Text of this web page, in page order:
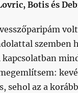
Botis és
szemben
kapcsolatban
sehol az a